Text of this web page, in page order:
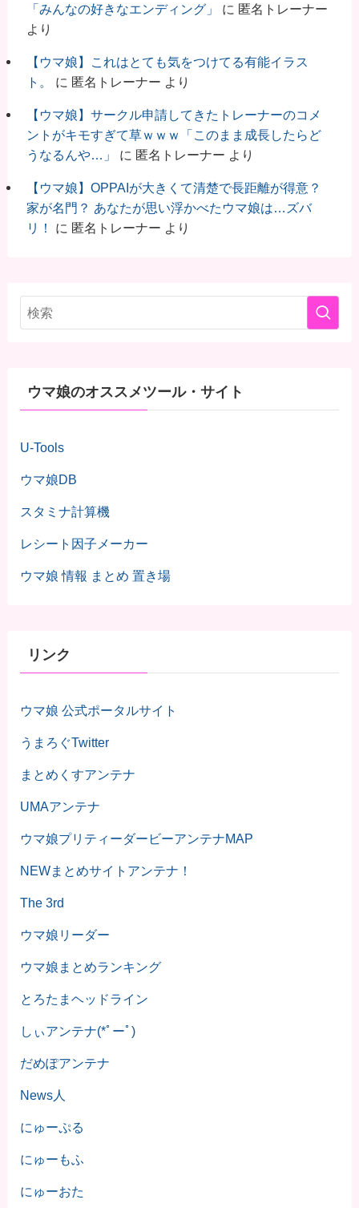
「みんなの好きなエンディング」
に 匿名トレーナー
より
【ウマ娘】これはとても気をつけてる有能イラス
ト。
に 匿名トレーナー より
【ウマ娘】サークル申請してきたトレーナーのコメ
ントがキモすぎて草ｗｗｗ「このまま成長したらど
うなるんや…」
に 匿名トレーナー より
【ウマ娘】OPPAIが大きくて清楚で長距離が得意？
家が名門？ あなたが思い浮かべたウマ娘は…ズバ
リ！
に 匿名トレーナー より
ウマ娘のオススメツール・サイト
U-Tools
ウマ娘DB
スタミナ計算機
レシート因子メーカー
ウマ娘 情報 まとめ 置き場
リンク
ウマ娘 公式ポータルサイト
うまろぐTwitter
まとめくすアンテナ
UMAアンテナ
ウマ娘プリティーダービーアンテナMAP
NEWまとめサイトアンテナ！
The 3rd
ウマ娘リーダー
ウマ娘まとめランキング
とろたまヘッドライン
しぃアンテナ(*ﾟーﾟ)
だめぽアンテナ
News人
にゅーぷる
にゅーもふ
にゅーおた